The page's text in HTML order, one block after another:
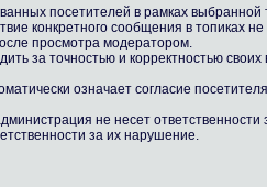
посетителей в рамках выбранной
конкретного сообщения в топиках не
просмотра модератором.
за точностью и корректностью
означает согласие
не несет ответственности
за их нарушение.